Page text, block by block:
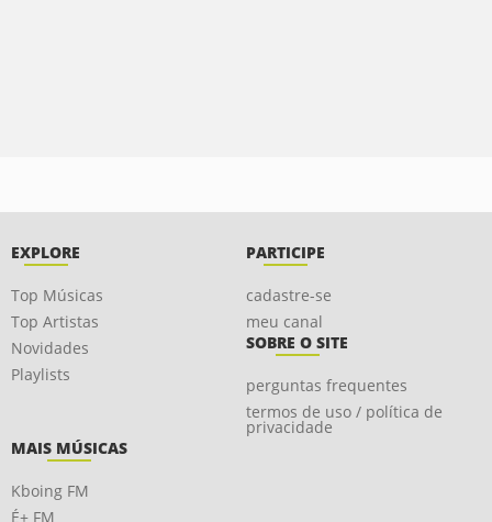
EXPLORE
Top Músicas
Top Artistas
Novidades
Playlists
PARTICIPE
cadastre-se
meu canal
SOBRE O SITE
perguntas frequentes
termos de uso / política de
privacidade
MAIS MÚSICAS
Kboing FM
É+ FM